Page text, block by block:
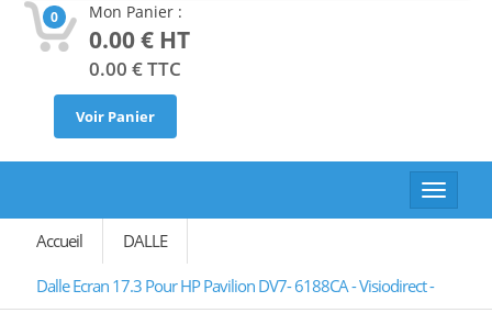
0 Mon Panier :
0.00€ HT
0.00 € TTC
Voir Panier
Toggle
Accueil
DALLE
Dalle Ecran 17.3 Pour HP Pavilion DV7- 6188CA - Visiodirect -